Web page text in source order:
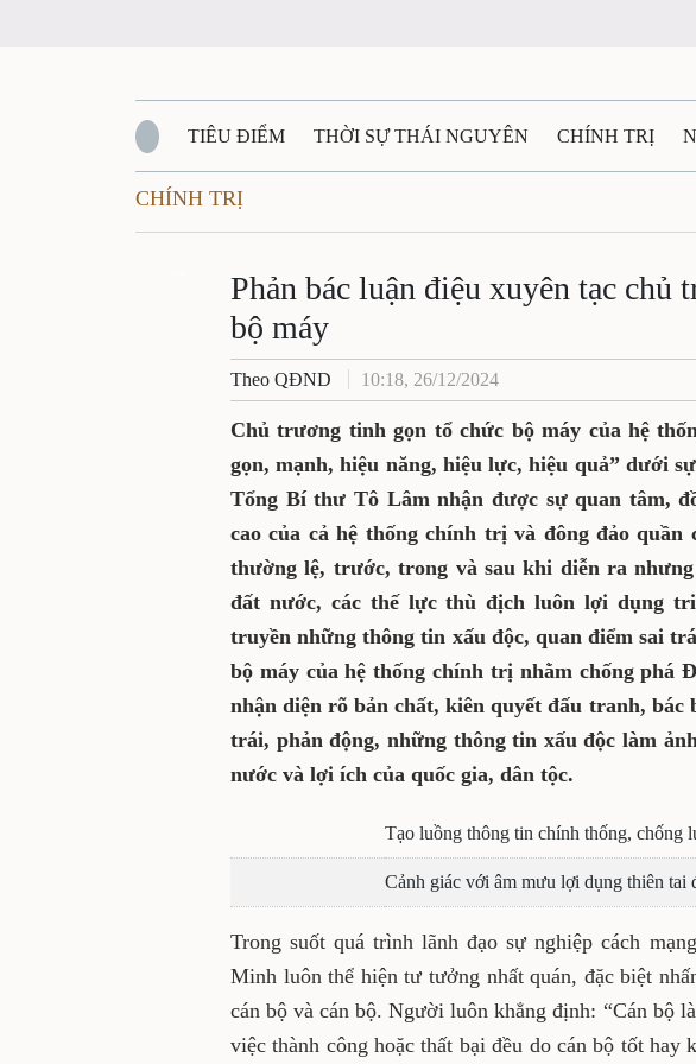
TIÊU ĐIỂM THỜI SỰ THÁI NGUYÊN CHÍNH TRỊ
QUỐC PHÒNG - AN NINH
QUÊ HƯƠNG - ĐẤT NƯỚC QUỐC TẾ TÀI NGUYÊN -
VĂN BẢN, CHÍNH SÁCH MỚI
CHÍNH TRỊ
Phản bác luận điệu xuyên tạc chủ
bộ máy
Theo QĐND 10:18, 26/12/2024
Chủ trương tinh gọn tổ chức bộ máy của hệ
gọn, mạnh, hiệu năng, hiệu lực, hiệu quả” dưới
Tổng Bí thư Tô Lâm nhận được sự quan tâm,
cao của cả hệ thống chính trị và đông đảo
thường lệ, trước, trong và sau khi diễn ra
đất nước, các thế lực thù địch luôn lợi dụng
truyền những thông tin xấu độc, quan điểm sai
bộ máy của hệ thống chính trị nhằm chống phá
nhận diện rõ bản chất, kiên quyết đấu tranh, bác
trái, phản động, những thông tin xấu độc làm
nước và lợi ích của quốc gia, dân tộc.
Tạo luồng thông tin chính thống, chống
Cảnh giác với âm mưu lợi dụng thiên tai
Trong suốt quá trình lãnh đạo sự nghiệp cách
Minh luôn thể hiện tư tưởng nhất quán, đặc biệt
cán bộ và cán bộ. Người luôn khẳng định: “Cán bộ
việc thành công hoặc thất bại đều do cán bộ tốt hay